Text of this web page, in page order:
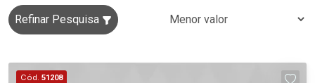
Refinar Pesquisa
Cód. 51208